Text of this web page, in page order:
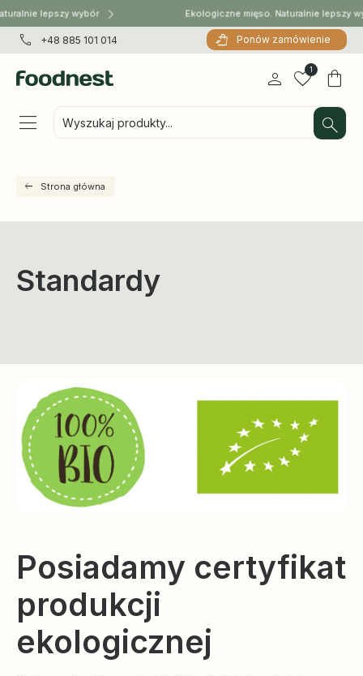
lepszy wybór Ekologiczne mięso. Naturalnie lepszy
+48 885 101 014 Ponów zamówienie
Wyszukaj produkty...
1
Strona główna
Standardy
Posiadamy certyfikat
produkcji
ekologicznej